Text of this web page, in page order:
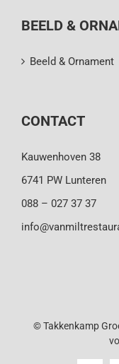
BEELD &
Beeld & Ornament
CONTACT
Kauwenhoven 38
6741 PW Lunteren
088 – 027 37 37
© Takkenkamp